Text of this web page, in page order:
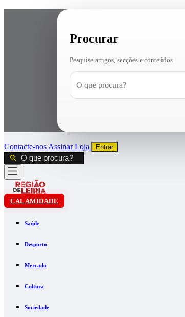
Procurar
Pesquise artigos, secções e conteúdos
Contacte-nos AssinarLoja Entrar
CALAMIDADE
Saúde
Desporto
Mercado
Cultura
Sociedade